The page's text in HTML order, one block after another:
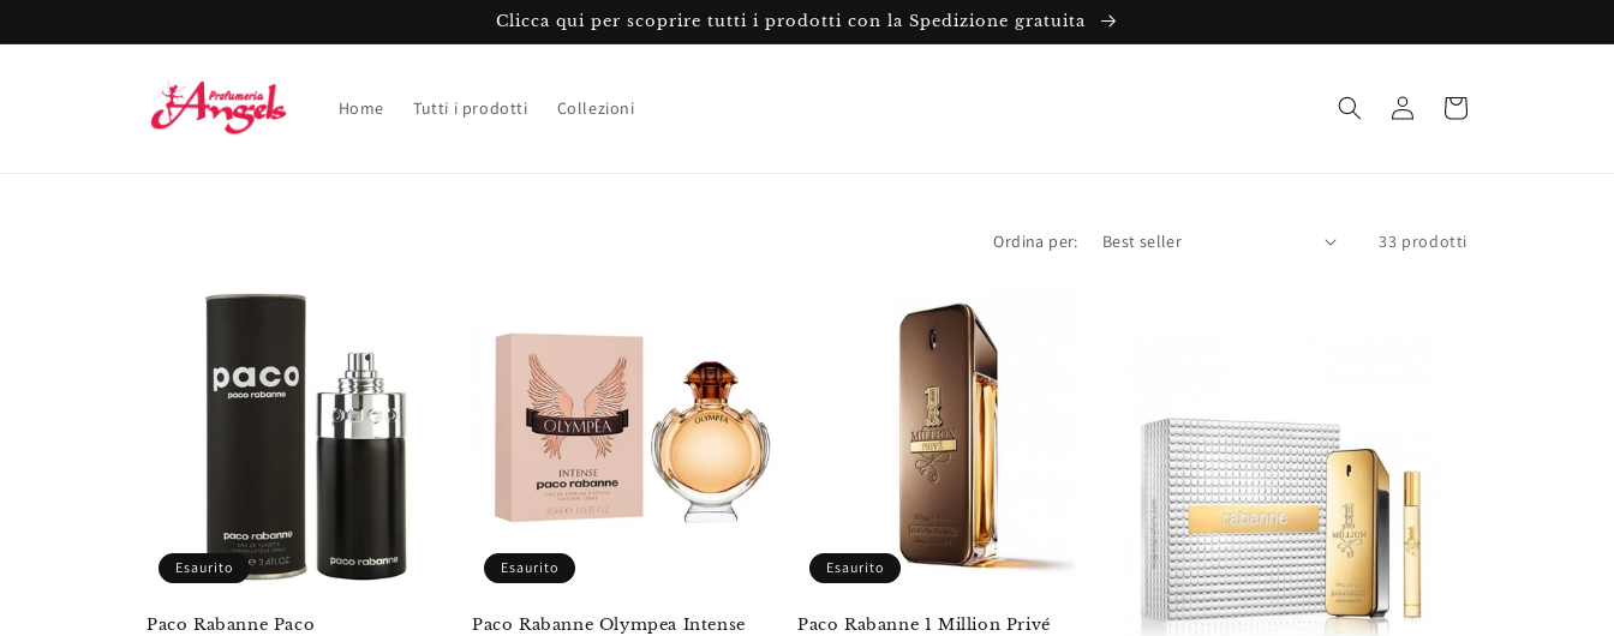
ai contenuti
Clicca qui per scoprire tutti i prodotti con la Spedizione gratuita
Home Tutti i prodotti Collezioni Accedi Carrello
Ordina per: 33 prodotti
Esaurito
Paco Rabanne Paco
Esaurito
Paco Rabanne Olympea Intense
Esaurito
Paco Rabanne 1 Million Privé